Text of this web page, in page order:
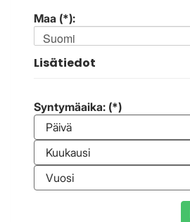
Maa (*):
Suomi
Lisätiedot
Syntymäaika: (*)